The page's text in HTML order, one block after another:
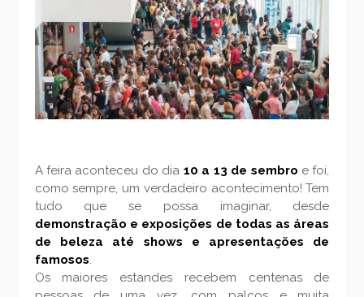
A feira aconteceu do dia 10 a 13 de sembro e foi,
como sempre, um verdadeiro acontecimento! Tem
tudo que se possa imaginar, desde
demonstração e exposições de todas as áreas
de beleza até shows e apresentações de
famosos.
Os maiores estandes recebem centenas de